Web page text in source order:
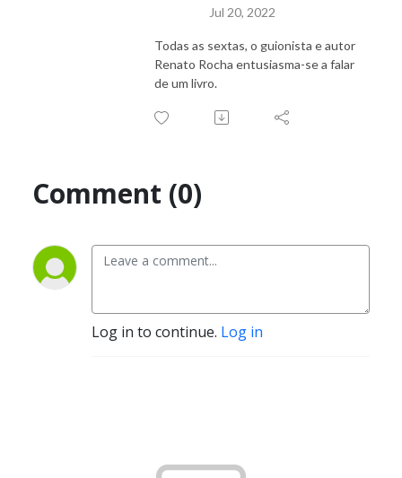
Jul 20, 2022
Todas as sextas, o guionista e autor
Renato Rocha entusiasma-se a falar
de um livro.
Comment (0)
Log in to continue. Log in